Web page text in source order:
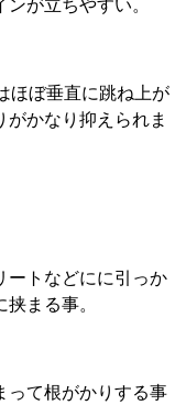
が立ちやすい。
ほぼ垂直に跳ね上が
かなり抑えられま
ートなどにに引っか
まる事。
って根がかりする事